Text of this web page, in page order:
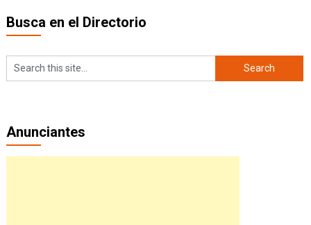
Busca en el Directorio
Anunciantes